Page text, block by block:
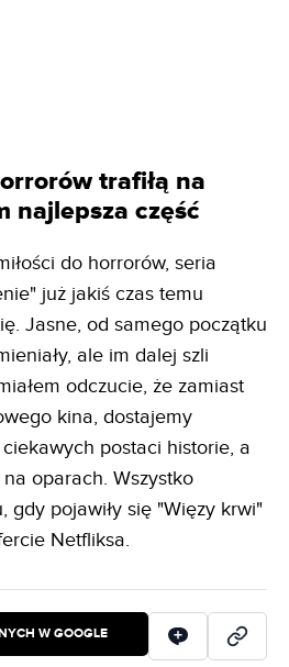
trafiłą na
najlepsza część
do horrorów, seria
już jakiś czas temu
Jasne, od samego początku
ale im dalej szli
odczucie, że zamiast
kina, dostajemy
postaci historie, a
oparach. Wszystko
gdy pojawiły się "Więzy krwi"
Netfliksa.
W GOOGLE